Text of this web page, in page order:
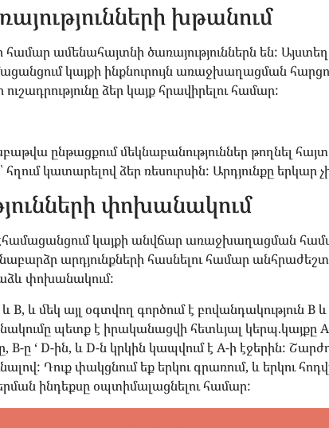
խթանում
համար ամենահայտնի ծառայություններն են:
կայքի ինքնուրույն առաջխաղացման
ձեր կայք հրավիրելու համար:
ընթացքում մեկնաբանություններ թողնել
կատարելով ձեր ռեսուրսին: Արդյունքը երկար
փոխանակում
կայքի անվճար առաջխաղացման
արդյունքների հասնելու համար
փոխանակում:
և B, և մեկ այլ օգտվող գործում է բովանդակություն
պետք է իրականացվի հետևյալ կերպ.կայքը
ը ‘ D-ին, և D-ն կրկին կապվում է A-ի էջերին:
Դուք փակցնում եք երկու գրառում, և երկու
ինդեքսը օպտիմալացնելու համար: